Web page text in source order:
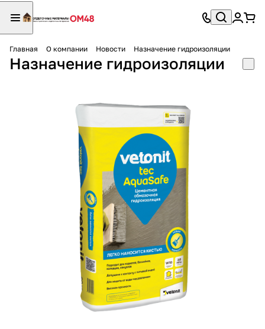
Главная О компании Новости Назначение гидроизоляции
Назначение гидроизоляции